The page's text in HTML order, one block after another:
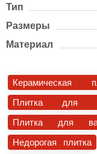
Тип
Размеры
Материал
Керамическая
Плитка для
Плитка для
Недорогая плитка